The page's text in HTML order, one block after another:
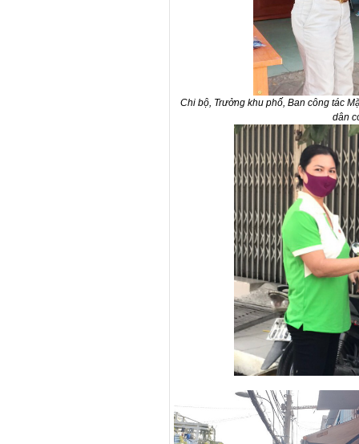
Chi bộ, Trưởng khu phố, Ban công tác
dân